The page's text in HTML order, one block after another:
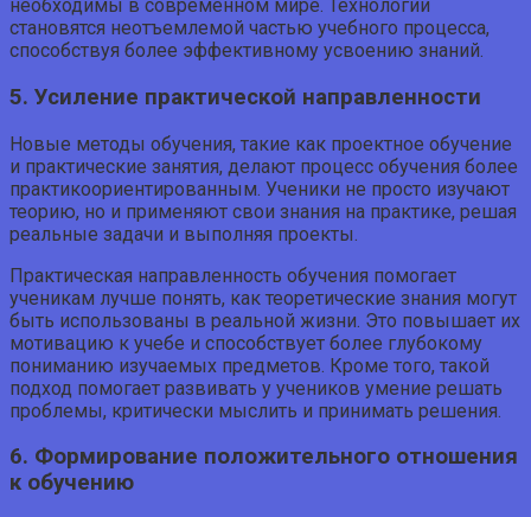
необходимы в современном мире. Технологии
становятся неотъемлемой частью учебного процесса,
способствуя более эффективному усвоению знаний.
5. Усиление практической направленности
Новые методы обучения, такие как проектное обучение
и практические занятия, делают процесс обучения более
практикоориентированным. Ученики не просто изучают
теорию, но и применяют свои знания на практике, решая
реальные задачи и выполняя проекты.
Практическая направленность обучения помогает
ученикам лучше понять, как теоретические знания могут
быть использованы в реальной жизни. Это повышает их
мотивацию к учебе и способствует более глубокому
пониманию изучаемых предметов. Кроме того, такой
подход помогает развивать у учеников умение решать
проблемы, критически мыслить и принимать решения.
6. Формирование положительного отношения
к обучению